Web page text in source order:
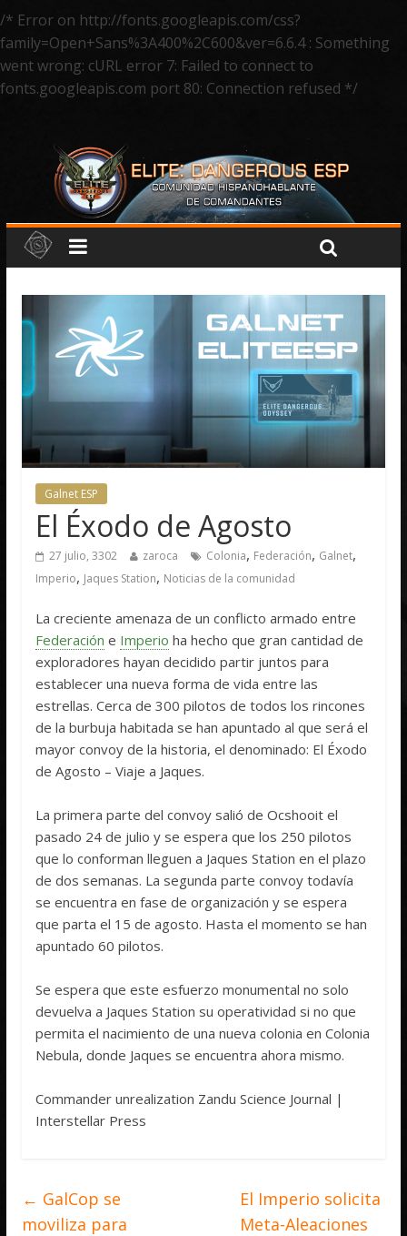
/* Error on http://fonts.googleapis.com/css?
family=Open+Sans%3A400%2C600&ver=6.6.4 : Something
went wrong: cURL error 7: Failed to connect to
fonts.googleapis.com port 80: Connection refused */
Galnet ESP
El Éxodo de Agosto
27 julio, 3302 zaroca Colonia, Federación, Galnet,
Imperio, Jaques Station, Noticias de la comunidad
La creciente amenaza de un conflicto armado entre
Federación e Imperio ha hecho que gran cantidad de
exploradores hayan decidido partir juntos para
establecer una nueva forma de vida entre las
estrellas. Cerca de 300 pilotos de todos los rincones
de la burbuja habitada se han apuntado al que será el
mayor convoy de la historia, el denominado: El Éxodo
de Agosto – Viaje a Jaques.
La primera parte del convoy salió de Ocshooit el
pasado 24 de julio y se espera que los 250 pilotos
que lo conforman lleguen a Jaques Station en el plazo
de dos semanas. La segunda parte convoy todavía
se encuentra en fase de organización y se espera
que parta el 15 de agosto. Hasta el momento se han
apuntado 60 pilotos.
Se espera que este esfuerzo monumental no solo
devuelva a Jaques Station su operatividad si no que
permita el nacimiento de una nueva colonia en Colonia
Nebula, donde Jaques se encuentra ahora mismo.
Commander unrealization Zandu Science Journal |
Interstellar Press
← GalCop se
moviliza para
El Imperio solicita
Meta-Aleaciones